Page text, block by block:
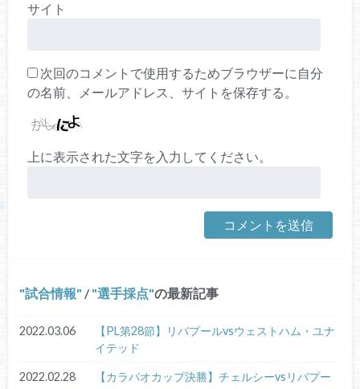
サイト
次回のコメントで使用するためブラウザーに自分
の名前、メールアドレス、サイトを保存する。
上に表示された文字を入力してください。
試合情報 / 選手採点 の最新記事
2022.03.06
【PL第28節】リバプールvsウェストハム・ユナ
イテッド
2022.02.28
【カラバオカップ決勝】チェルシーvsリバプー